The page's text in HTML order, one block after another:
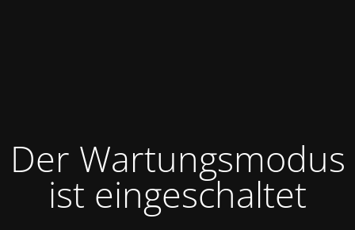
Der Wartungsmodus
ist eingeschaltet